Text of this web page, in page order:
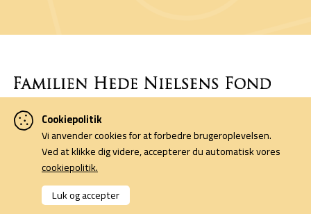
Denne side er finansieret af Familien Hede Nielsens Fond og drives
af foreningen Horsens Billeders Venner.
Cookiepolitik
Kontakt
Cookiepolitik
Vi anvender cookies for at forbedre brugeroplevelsen.
Ved at klikke dig videre, accepterer du automatisk vores
cookiepolitik.
Luk og accepter